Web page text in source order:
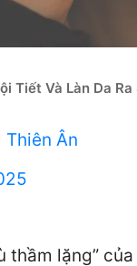
Tiết Và Làn Da
Thiên Ân
thầm lặng”